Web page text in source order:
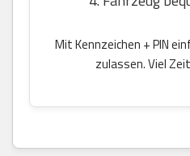
Mit Kennzeichen + PIN
zulassen. Viel